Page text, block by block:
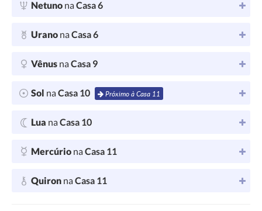
Netuno naCasa 6
Urano naCasa 6
Vênus naCasa 9
Sol naCasa 10 Próximo à Casa 11
Lua naCasa 10
Mercúrio naCasa 11
Quiron naCasa 11